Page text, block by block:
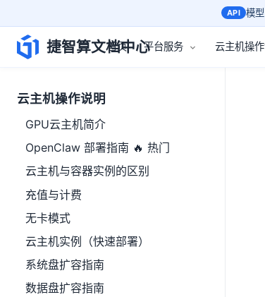
捷智算文档中心
首页 平台服务 云主机操
云主机操作说明
GPU云主机简介
OpenClaw 部署指南 🔥 热门
云主机与容器实例的区别
充值与计费
无卡模式
云主机实例（快速部署）
系统盘扩容指南
数据盘扩容指南
API 模